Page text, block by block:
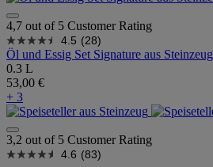
4,7 out of 5 Customer Rating
4.5 (28)
Öl und Essig Set Signature aus Steinzeug
0.3 L
53,00 €
+ 3
3,2 out of 5 Customer Rating
4.6 (83)